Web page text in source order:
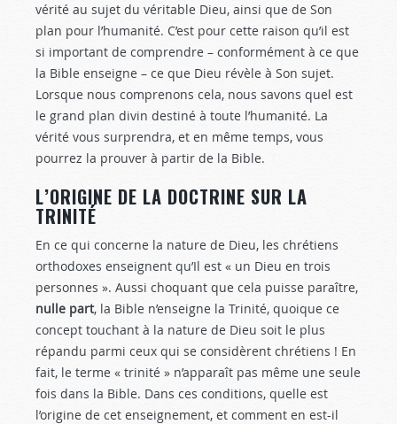
vérité au sujet du véritable Dieu, ainsi que de Son
plan pour l’humanité. C’est pour cette raison qu’il est
si important de comprendre – conformément à ce que
la Bible enseigne – ce que Dieu révèle à Son sujet.
Lorsque nous comprenons cela, nous savons quel est
le grand plan divin destiné à toute l’humanité. La
vérité vous surprendra, et en même temps, vous
pourrez la prouver à partir de la Bible.
L’ORIGINE DE LA DOCTRINE SUR LA
TRINITÉ
En ce qui concerne la nature de Dieu, les chrétiens
orthodoxes enseignent qu’Il est « un Dieu en trois
personnes ». Aussi choquant que cela puisse paraître,
nulle part, la Bible n’enseigne la Trinité, quoique ce
concept touchant à la nature de Dieu soit le plus
répandu parmi ceux qui se considèrent chrétiens ! En
fait, le terme « trinité » n’apparaît pas même une seule
fois dans la Bible. Dans ces conditions, quelle est
l’origine de cet enseignement, et comment en est-il